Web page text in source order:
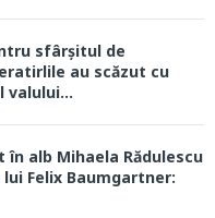
sfârșitul de
au scăzut cu
valului...
în alb Mihaela Rădulescu
Felix Baumgartner: